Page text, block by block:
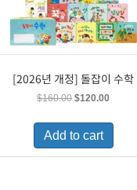
[2026년 개정] 돌잡이 수학
$160.00Original
was:
$160.00.
$120.00Current
is:
Add to cart